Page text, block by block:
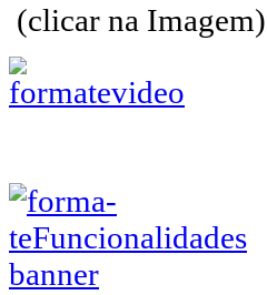
(clicar na Imagem)